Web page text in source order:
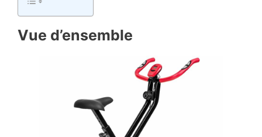
Vue d’ensemble